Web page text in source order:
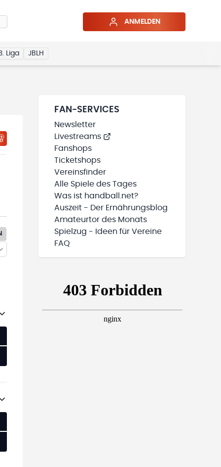
ANMELDEN
Liga JBLH
WIRD GELADEN
TEAMS“ HINZUFÜGEN
FAN-SERVICES
Newsletter
Livestreams
Fanshops
Ticketshops
Vereinsfinder
Alle Spiele des Tages
Was ist handball.net?
Auszeit - Der Ernährungsblog
Amateurtor des Monats
Spielzug - Ideen für Vereine
FAQ